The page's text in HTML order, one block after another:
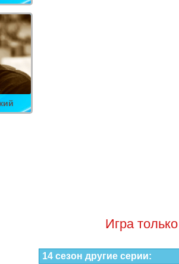
Игра
14 сезон другие серии: